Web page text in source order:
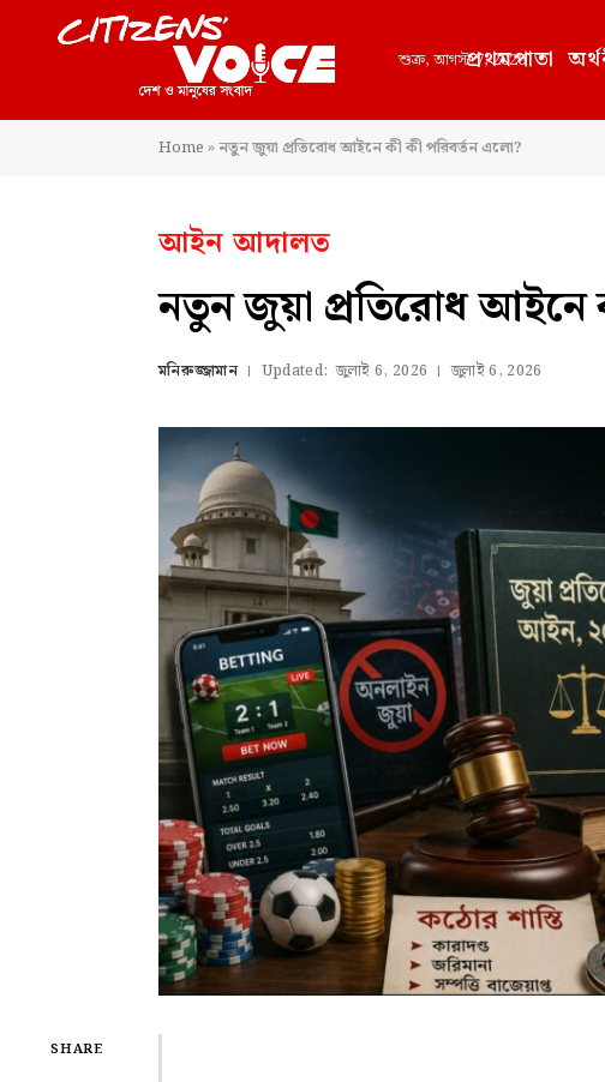
শুক্র, আগস্ট 7, 2026
প্রথমপাতা
Home»নতুন জুয়া প্রতিরোধ আইনে কী কী পরিবর্তন এলো?
আইন আদালত
নতুন জুয়া প্রতিরোধ আইনে
মনিরুজ্জামান Updated: জুলাই 6, 2026 জুলাই 6, 2026
SHARE